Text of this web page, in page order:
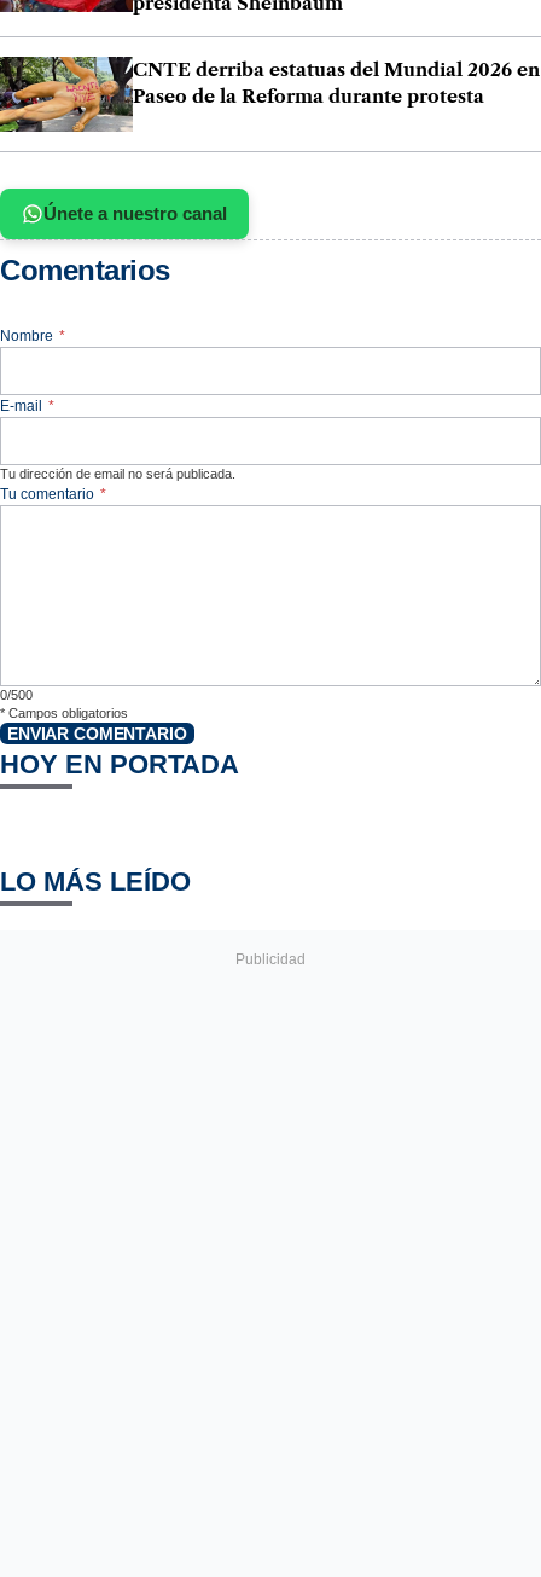
CNTE derriba estatuas del Mundial 2026 en
Paseo de la Reforma durante protesta
Únete a nuestro canal
Comentarios
Nombre *
E-mail *
Tu dirección de email no será publicada.
Tu comentario *
0/500
* Campos obligatorios
ENVIAR COMENTARIO
HOY EN PORTADA
LO MÁS LEÍDO